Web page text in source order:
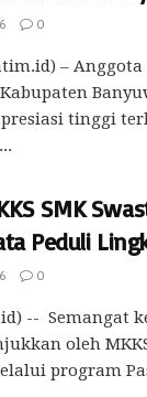
0
–
Kabupaten
tinggi
SMK
Peduli
0
-- Semangat
oleh
program